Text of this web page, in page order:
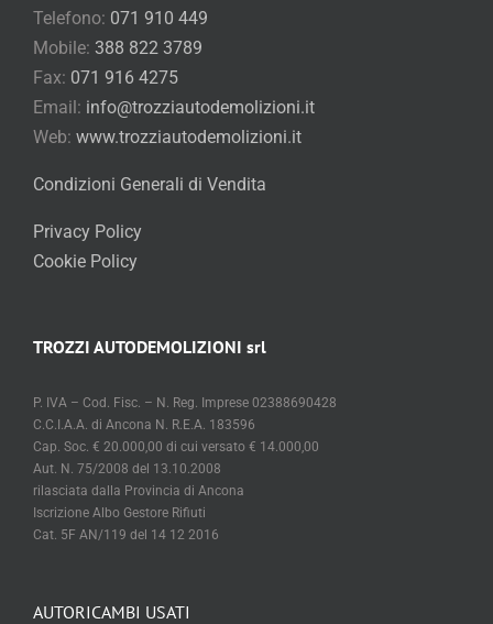
AUTORICAMBI USATI
Telefono: 071 910 449
Mobile: 388 822 3789
Fax: 071 916 4275
Email: info@trozziautodemolizioni.it
Web: www.trozziautodemolizioni.it
Condizioni Generali di Vendita
Privacy Policy
Cookie Policy
TROZZI AUTODEMOLIZIONI srl
P. IVA – Cod. Fisc. – N. Reg. Imprese 02388690428
C.C.I.A.A. di Ancona N. R.E.A. 183596
Cap. Soc. € 20.000,00 di cui versato € 14.000,00
Aut. N. 75/2008 del 13.10.2008
rilasciata dalla Provincia di Ancona
Iscrizione Albo Gestore Rifiuti
Cat. 5F AN/119 del 14 12 2016